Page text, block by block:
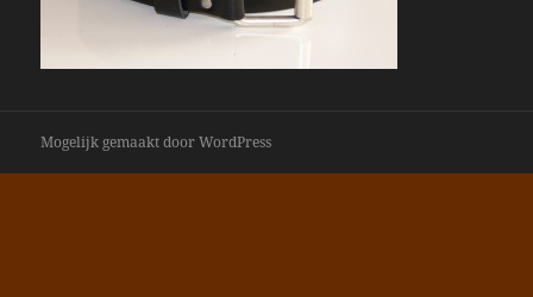
Mogelijk gemaakt door WordPress